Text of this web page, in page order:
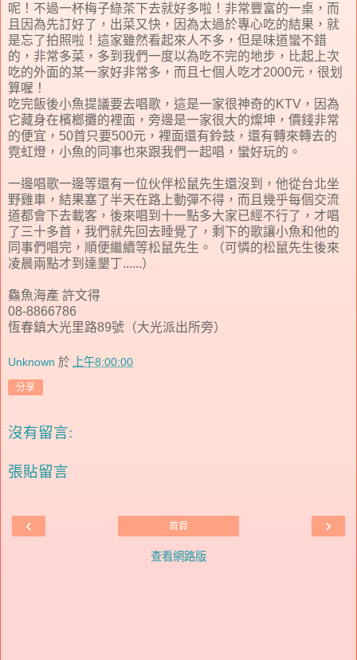
呢！不過一杯梅子綠茶下去就好多啦！非常豐富的一桌，而
且因為先訂好了，出菜又快，因為太過於專心吃的結果，就
是忘了拍照啦！這家雖然看起來人不多，但是味道蠻不錯
的，非常多菜，多到我們一度以為吃不完的地步，比起上次
吃的外面的某一家好非常多，而且七個人吃才2000元，很划
算喔！
吃完飯後小魚提議要去唱歌，這是一家很神奇的KTV，因為
它藏身在檳榔攤的裡面，旁邊是一家很大的燦坤，價錢非常
的便宜，50首只要500元，裡面還有鈴鼓，還有轉來轉去的
霓虹燈，小魚的同事也來跟我們一起唱，蠻好玩的。
一邊唱歌一邊等還有一位伙伴松鼠先生還沒到，他從台北坐
野雞車，結果塞了半天在路上動彈不得，而且幾乎每個交流
道都會下去載客，後來唱到十一點多大家已經不行了，才唱
了三十多首，我們就先回去睡覺了，剩下的歌讓小魚和他的
同事們唱完，順便繼續等松鼠先生。（可憐的松鼠先生後來
凌晨兩點才到達墾丁......）
鱻魚海產 許文得
08-8866786
恆春鎮大光里路89號（大光派出所旁）
Unknown 於 上午8:00:00
分享
沒有留言:
張貼留言
‹ ›
首頁
查看網路版